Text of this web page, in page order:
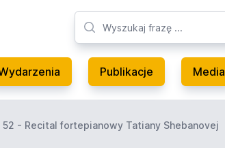
Publikacje Media
- Recital fortepianowy Tatiany Shebanovej